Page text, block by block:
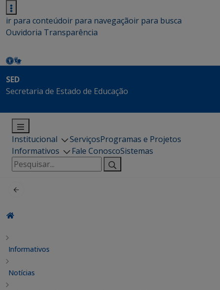
ir para conteúdoir para navegaçãoir para busca
Ouvidoria Transparência
SED
Secretaria de Estado de Educação
Institucional ServiçosProgramas e Projetos
Informativos
Fale ConoscoSistemas
Pesquisar
por:
Informativos
Notícias